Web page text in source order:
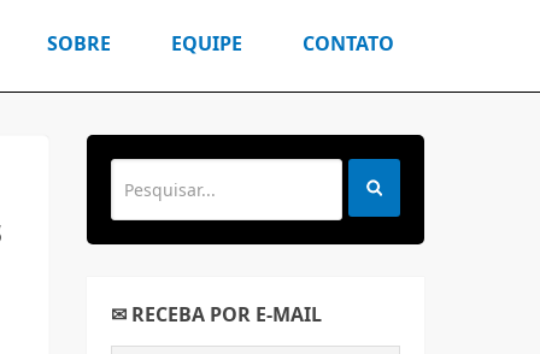
SOBRE EQUIPE CONTATO
✉ RECEBA POR E-MAIL